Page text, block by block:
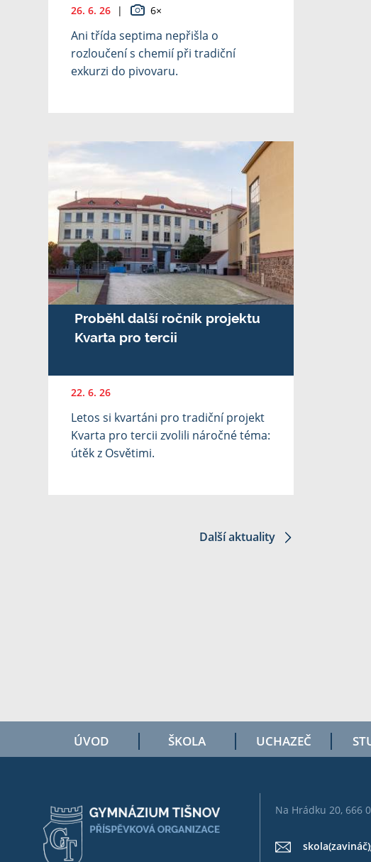
26. 6. 26 | 6×
Ani třída septima nepřišla o
rozloučení s chemií při tradiční
exkurzi do pivovaru.
Proběhl další ročník projektu
Kvarta pro tercii
22. 6. 26
Letos si kvartáni pro tradiční projekt
Kvarta pro tercii zvolili náročné téma:
útěk z Osvětimi.
Další aktuality
ÚVOD ŠKOLA UCHAZEČ
Na Hrádku 20, 666